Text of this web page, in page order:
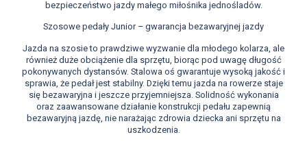
bezpieczeństwo jazdy małego miłośnika jednośladów.
Szosowe pedały Junior – gwarancja bezawaryjnej jazdy
Jazda na szosie to prawdziwe wyzwanie dla młodego kolarza, ale
również duże obciążenie dla sprzętu, biorąc pod uwagę długość
pokonywanych dystansów. Stalowa oś gwarantuje wysoką jakość i
sprawia, że pedał jest stabilny. Dzięki temu jazda na rowerze staje
się bezawaryjna i jeszcze przyjemniejsza. Solidność wykonania
oraz zaawansowane działanie konstrukcji pedału zapewnią
bezawaryjną jazdę, nie narażając zdrowia dziecka ani sprzętu na
uszkodzenia.